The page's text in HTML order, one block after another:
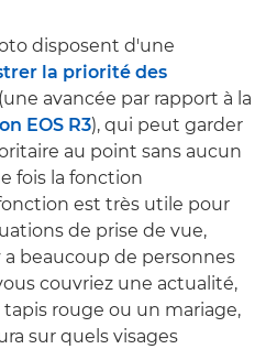
disposent d'une
la priorité des
avancée par rapport à la
EOS R3), qui peut garder
au point sans aucun
fois la fonction
est très utile pour
de prise de vue,
beaucoup de personnes
couvriez une actualité,
rouge ou un mariage,
sur quels visages